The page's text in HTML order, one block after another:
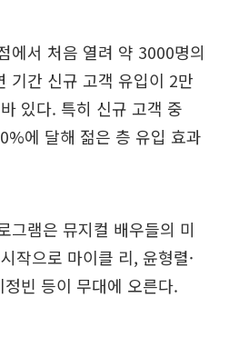
에서 처음 열려 약 3000명의
기간 신규 고객 유입이 2만
있다. 특히 신규 고객 중
에 달해 젊은 층 유입 효과
그램은 뮤지컬 배우들의 미
작으로 마이클 리, 윤형렬·
빈 등이 무대에 오른다.